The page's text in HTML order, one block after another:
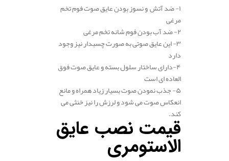
۱- ضد آتش و نسوز بودن عایق صوت فوم تخم
مرغی
۲- ضد آب بودن فوم شانه تخم مرغی
۳- این عایق صوتی به صورت چسبدار نیز وجود
دارد
۴-دارای ساختار سلول بسته و عایق صوت فوق
العاده ای است
۵- جذب نمودن صوت بسیار زیاد همراه و مانع
انعکاس صوت می شود و لرزش را نیز خنثی می
کند.
قیمت نصب عایق
الاستومری